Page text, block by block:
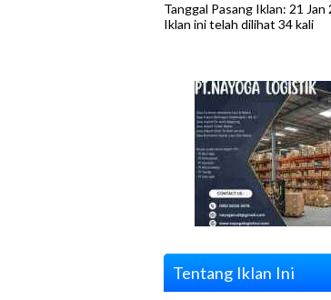
Tanggal Pasang Iklan: 21 Jan
Iklan ini telah dilihat 34 kali
Tentang Iklan Ini